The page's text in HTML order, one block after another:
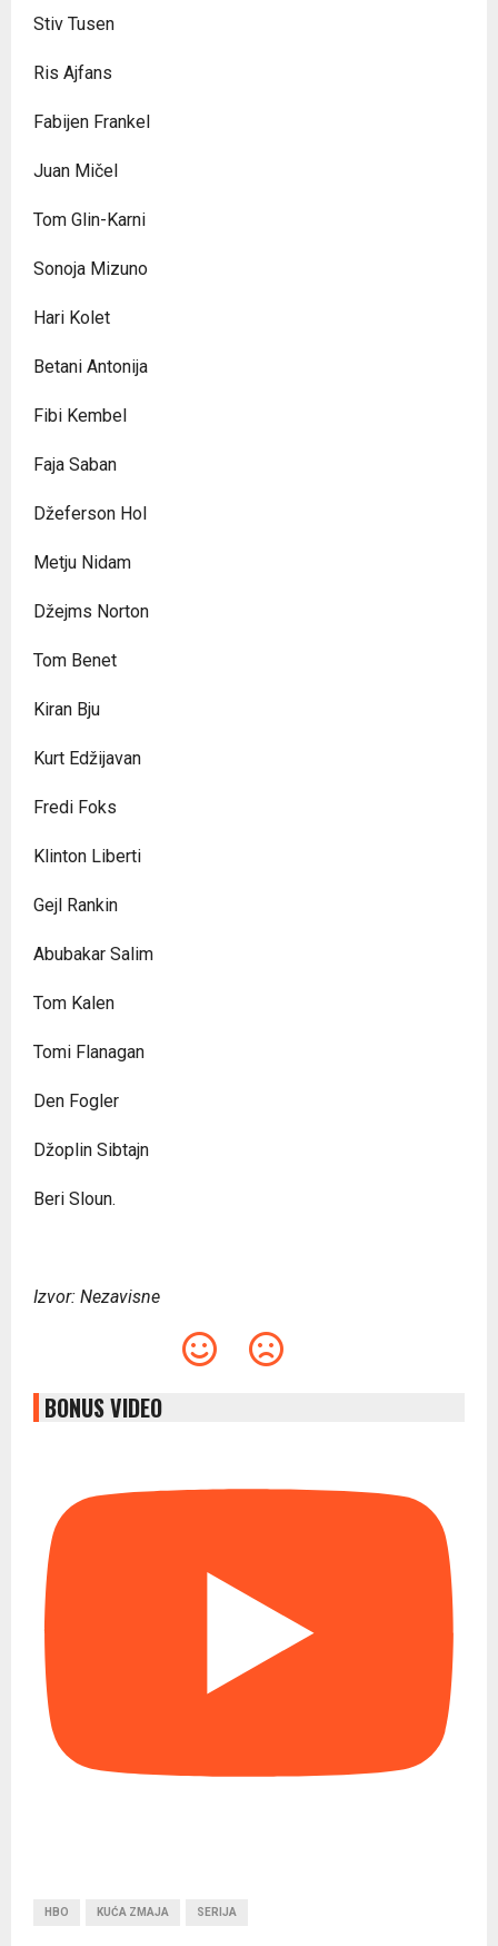
Stiv Tusen
Ris Ajfans
Fabijen Frankel
Juan Mičel
Tom Glin-Karni
Sonoja Mizuno
Hari Kolet
Betani Antonija
Fibi Kembel
Faja Saban
Džeferson Hol
Metju Nidam
Džejms Norton
Tom Benet
Kiran Bju
Kurt Edžijavan
Fredi Foks
Klinton Liberti
Gejl Rankin
Abubakar Salim
Tom Kalen
Tomi Flanagan
Den Fogler
Džoplin Sibtajn
Beri Sloun.
Izvor: Nezavisne
BONUS VIDEO
HBO KUĆA ZMAJA SERIJA